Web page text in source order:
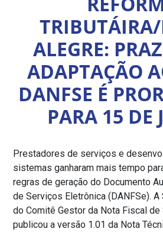
ALEGRE:
ADAPTAÇÃO
DANFSE É
PARA 15 DE
Prestadores de serviços e
sistemas ganharam mais tempo
regras de geração do Documento
de Serviços Eletrônica (DANFSe).
do Comitê Gestor da Nota Fiscal
publicou a versão 1.01 da Nota